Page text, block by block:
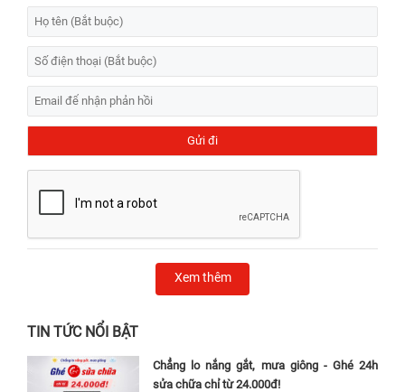
Xem thêm
TIN TỨC NỔI BẬT
Chẳng lo nắng gắt, mưa giông - Ghé 24h
sửa chữa chỉ từ 24.000đ!